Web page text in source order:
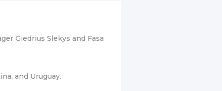
Giedrius Slekys and Fasa
and Uruguay.